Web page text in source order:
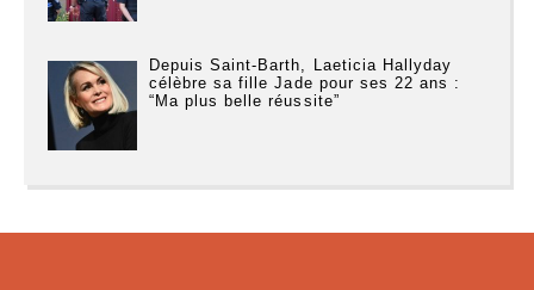
Depuis Saint-Barth, Laeticia Hallyday
célèbre sa fille Jade pour ses 22 ans :
“Ma plus belle réussite”